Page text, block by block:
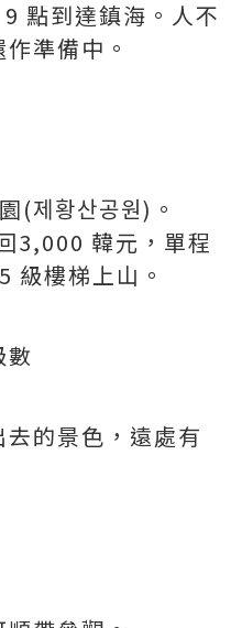
點到達鎮海。人不
準備中。
(제황산공원)。
3,000 韓元，單程
級樓梯上山。
數
的景色，遠處有